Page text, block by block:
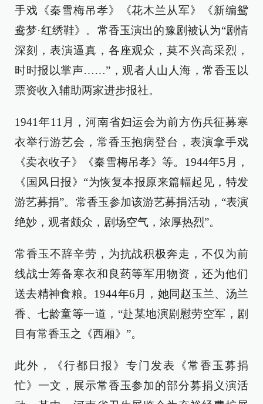
手戏《秦雪梅吊孝》《花木兰从军》《新编鸳
鸯梦·红绣鞋》。常香玉演出的豫剧被认为“剧情
深刻，表演逼真，各座观众，莫不兴高采烈，
时时报以掌声……”，观者人山人海，常香玉以
票资收入辅助两家进步报社。
1941年11月，河南省妇运会为前方伤兵征募寒
衣举行游艺会，常香玉抱病登台，表演拿手戏
《卖衣收子》《秦雪梅吊孝》等。1944年5月，
《国风日报》“为恢复本报原来篇幅起见，特发
游艺募捐”。常香玉参加该游艺募捐活动，“表演
绝妙，观者颇众，剧场空气，浓厚热烈”。
常香玉不辞辛劳，为抗战积极奔走，不仅为前
线战士筹备寒衣和良药等军用物资，还为他们
送去精神食粮。1944年6月，她同赵玉兰、汤兰
香、七龄童等一道，“赴某地演剧慰劳空军，剧
目有常香玉之《西厢》”。
此外，《行都日报》专门发表《常香玉募捐
忙》一文，展示常香玉参加的部分募捐义演活